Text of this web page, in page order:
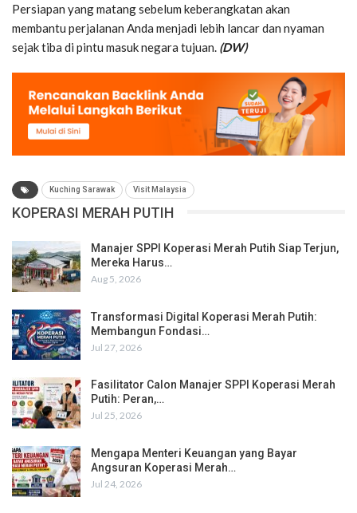
Persiapan yang matang sebelum keberangkatan akan
membantu perjalanan Anda menjadi lebih lancar dan nyaman
sejak tiba di pintu masuk negara tujuan. (DW)
Kuching Sarawak Visit Malaysia
KOPERASI MERAH PUTIH
Manajer SPPI Koperasi Merah Putih Siap Terjun,
Mereka Harus…
Aug 5, 2026
Transformasi Digital Koperasi Merah Putih:
Membangun Fondasi…
Jul 27, 2026
Fasilitator Calon Manajer SPPI Koperasi Merah
Putih: Peran,…
Jul 25, 2026
Mengapa Menteri Keuangan yang Bayar
Angsuran Koperasi Merah…
Jul 24, 2026